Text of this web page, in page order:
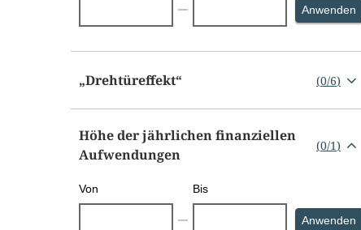
Anwenden
„Drehtüreffekt“ (0/6)
Höhe der jährlichen finanziellen
Aufwendungen
(0/1)
Von Bis
Anwenden